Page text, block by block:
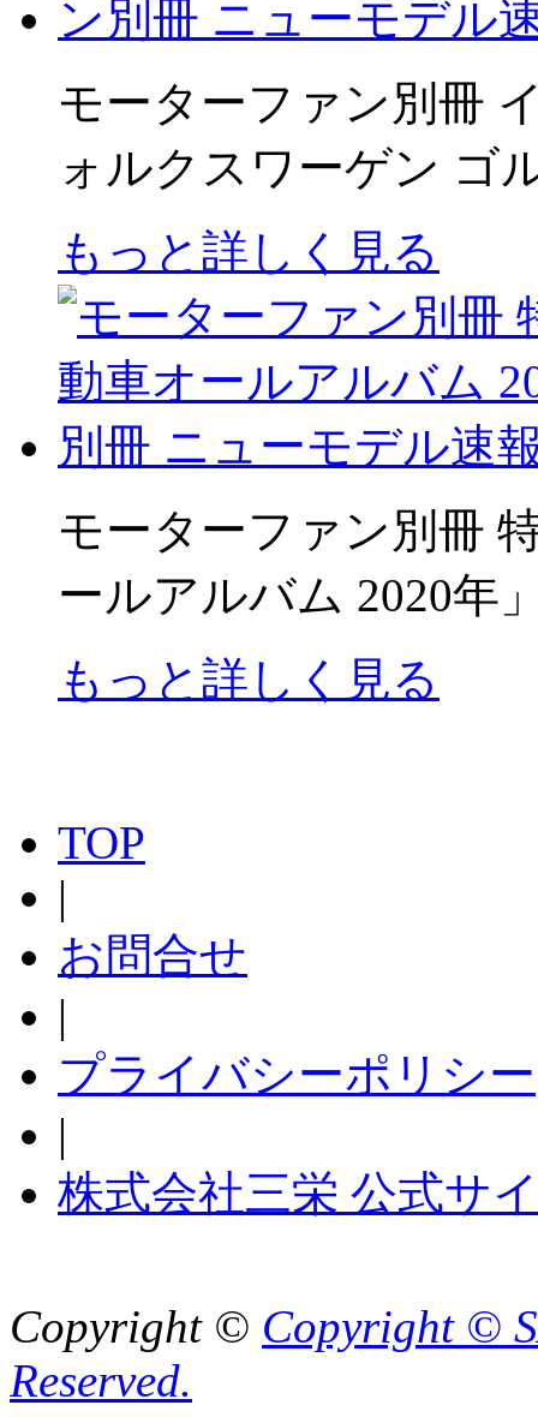
モーターファン別冊
ォルクスワーゲン ゴ
もっと詳しく見る
モーターファン別冊
ールアルバム 2020年
もっと詳しく見る
TOP
|
お問合せ
|
プライバシーポリシー
|
株式会社三栄 公式サ
Copyright © Copyright ©
Reserved.